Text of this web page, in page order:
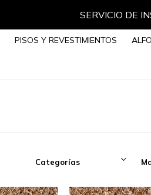
PISOS Y REVESTIMIENTOS
Categorías